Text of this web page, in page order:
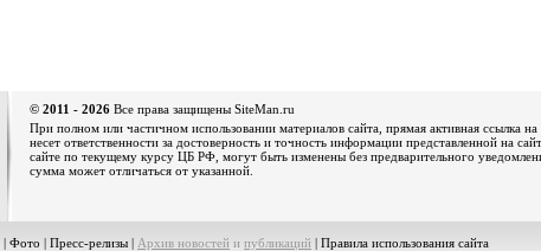
© 2011 - 2026 Все права защищены SiteMan.ru
При полном или частичном использовании материалов сайта, прямая активная ссылка
несет ответственности за достоверность и точность информации представленной на
сайте по текущему курсу ЦБ РФ, могут быть изменены без предварительного
сумма может отличаться от указанной.
| Фото | Пресс-релизы | Архив новостей и публикаций | Правила использования сайта